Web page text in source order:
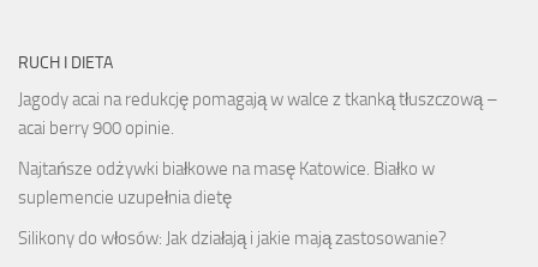
RUCH I DIETA
Jagody acai na redukcję pomagają w walce z tkanką tłuszczową –
acai berry 900 opinie.
Najtańsze odżywki białkowe na masę Katowice. Białko w
suplemencie uzupełnia dietę
Silikony do włosów: Jak działają i jakie mają zastosowanie?